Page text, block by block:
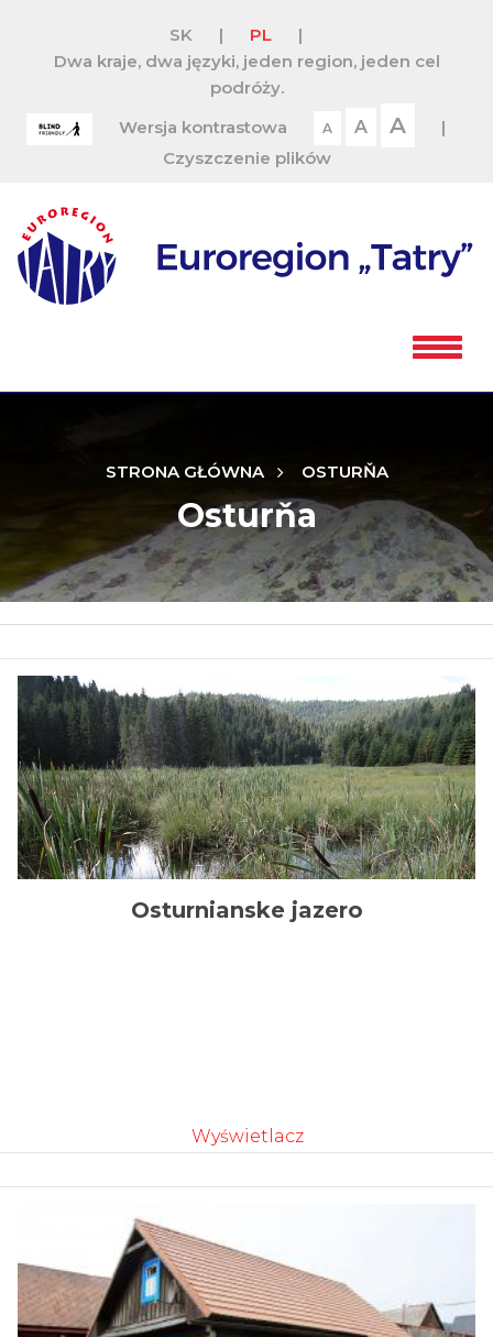
SK | PL
|
Dwa kraje, dwa języki, jeden region, jeden cel
podróży.
Wersja kontrastowa
A A A
|
Czyszczenie plików
STRONA GŁÓWNA OSTURŇA
Osturňa
Osturnianske jazero
Wyświetlacz